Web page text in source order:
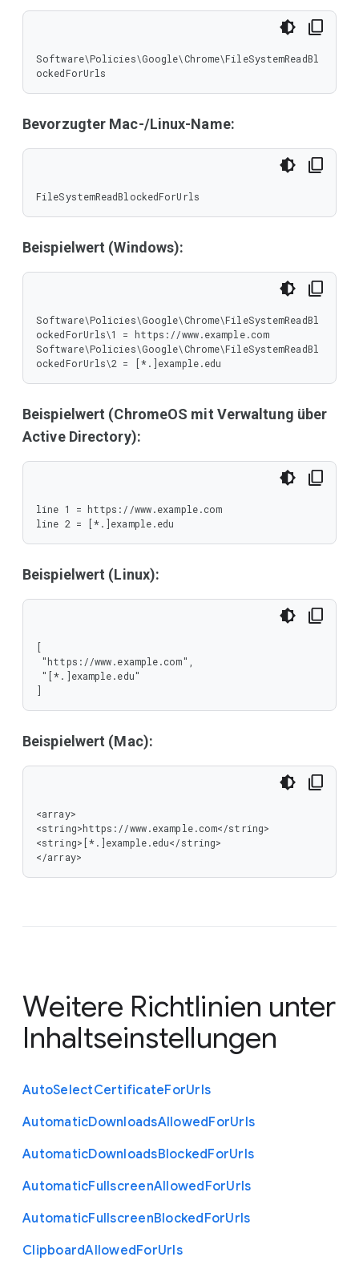
Software\Policies\Google\Chrome\FileSystemReadBl
ockedForUrls
Bevorzugter Mac-/Linux-Name:
FileSystemReadBlockedForUrls
Beispielwert (Windows):
Software\Policies\Google\Chrome\FileSystemReadBl
ockedForUrls\1 = https://www.example.com
Software\Policies\Google\Chrome\FileSystemReadBl
ockedForUrls\2 = [*.]example.edu
Beispielwert (ChromeOS mit Verwaltung über
Active Directory):
line 1 = https://www.example.com
line 2 = [*.]example.edu
Beispielwert (Linux):
[
]
Beispielwert (Mac):
<array>
<string>https://www.example.com</string>
<string>[*.]example.edu</string>
</array>
Weitere Richtlinien unter
Inhaltseinstellungen
AutoSelectCertificateForUrls
AutomaticDownloadsAllowedForUrls
AutomaticDownloadsBlockedForUrls
AutomaticFullscreenAllowedForUrls
AutomaticFullscreenBlockedForUrls
ClipboardAllowedForUrls